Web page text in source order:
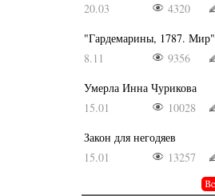
20.03
4320
"Гардемарины, 1787. Мир"
8.11
9356
Умерла Инна Чурикова
15.01
10028
Закон для негодяев
15.01
13257